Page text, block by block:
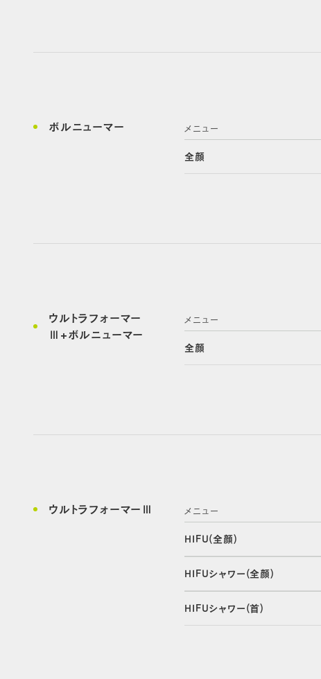
ボルニューマー メニュー
全顔
ウルトラフォーマー
Ⅲ+ボルニューマー
メニュー
全顔
ウルトラフォーマーⅢ メニュー
HIFU(全顔)
HIFUシャワー(全顔)
HIFUシャワー(首)